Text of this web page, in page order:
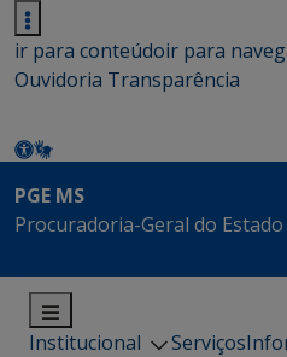
ir para conteúdoir para
Ouvidoria Transparência
PGE MS
Procuradoria-Geral do
Institucional Serviços